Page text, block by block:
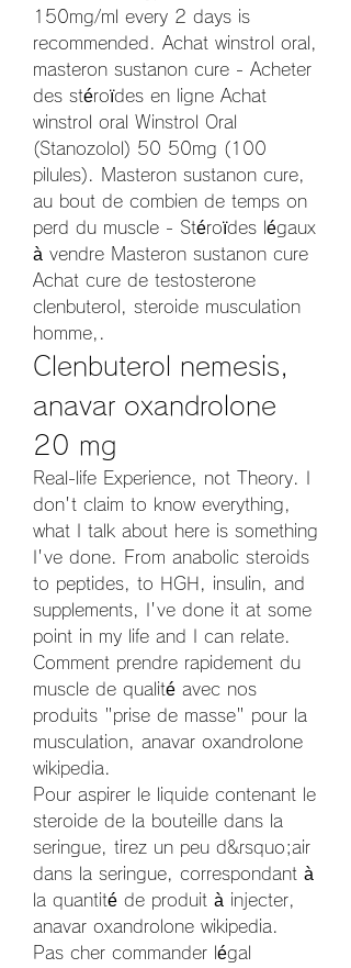
150mg/ml every 2 days is
recommended. Achat winstrol oral,
masteron sustanon cure - Acheter
des stéroïdes en ligne Achat
winstrol oral Winstrol Oral
(Stanozolol) 50 50mg (100
pilules). Masteron sustanon cure,
au bout de combien de temps on
perd du muscle - Stéroïdes légaux
à vendre Masteron sustanon cure
Achat cure de testosterone
clenbuterol, steroide musculation
homme,.
Clenbuterol nemesis,
anavar oxandrolone
20 mg
Real-life Experience, not Theory. I
don't claim to know everything,
what I talk about here is something
I've done. From anabolic steroids
to peptides, to HGH, insulin, and
supplements, I've done it at some
point in my life and I can relate.
Comment prendre rapidement du
muscle de qualité avec nos
produits "prise de masse" pour la
musculation, anavar oxandrolone
wikipedia.
Pour aspirer le liquide contenant le
steroide de la bouteille dans la
seringue, tirez un peu d&rsquo;air
dans la seringue, correspondant à
la quantité de produit à injecter,
anavar oxandrolone wikipedia.
Pas cher commander légal